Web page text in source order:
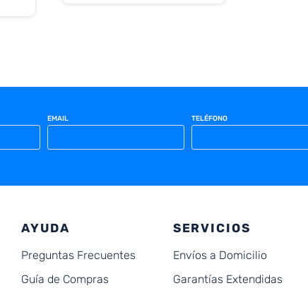
EMAIL TELÉFONO
AYUDA
Preguntas Frecuentes
Guía de Compras
SERVICIOS
Envíos a Domicilio
Garantías Extendidas